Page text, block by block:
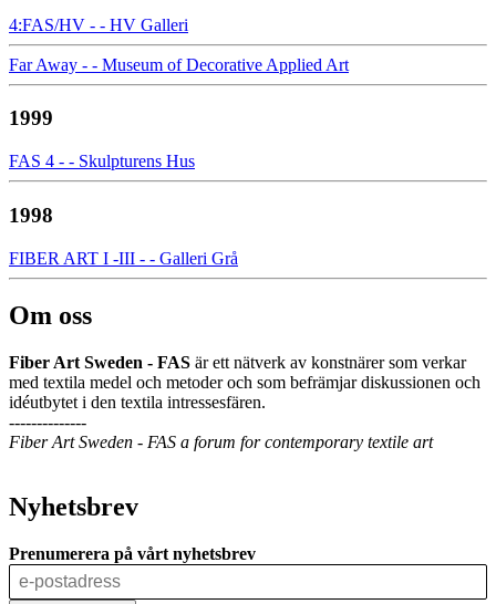
4:FAS/HV - - HV Galleri
Far Away - - Museum of Decorative Applied Art
1999
FAS 4 - - Skulpturens Hus
1998
FIBER ART I -III - - Galleri Grå
Om oss
Fiber Art Sweden - FAS är ett nätverk av konstnärer som verkar
med textila medel och metoder och som befrämjar diskussionen och
idéutbytet i den textila intressesfären.
--------------
Fiber Art Sweden - FAS a forum for contemporary textile art
Nyhetsbrev
Prenumerera på vårt nyhetsbrev